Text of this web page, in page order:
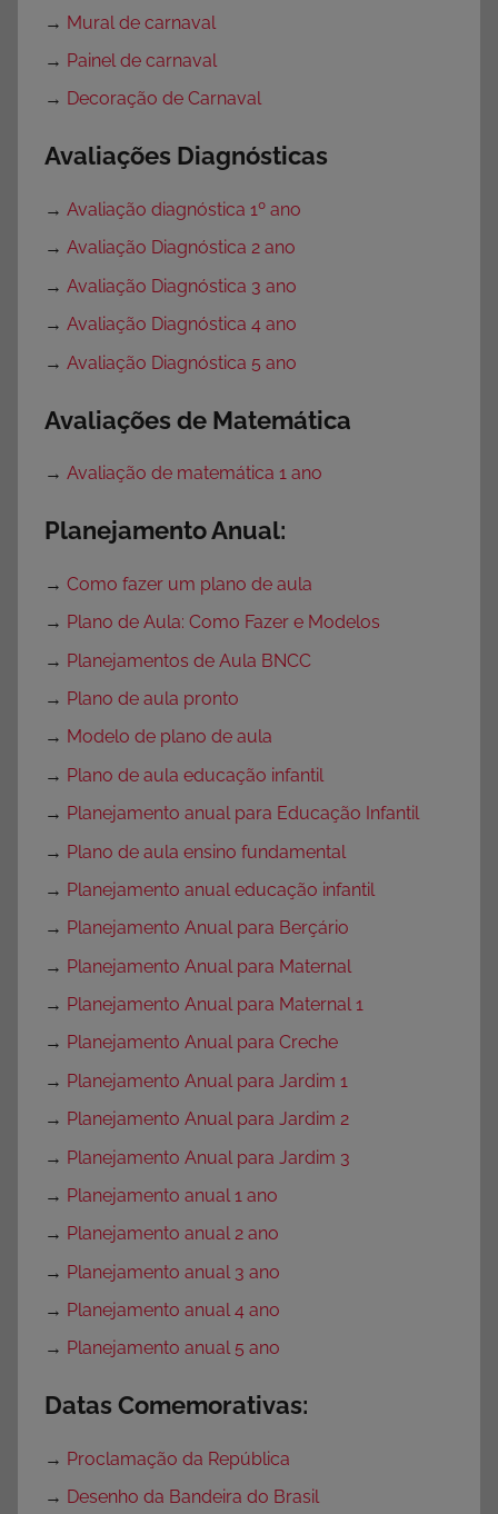
→ Mural de carnaval
→ Painel de carnaval
→ Decoração de Carnaval
Avaliações Diagnósticas
→ Avaliação diagnóstica 1º ano
→ Avaliação Diagnóstica 2 ano
→ Avaliação Diagnóstica 3 ano
→ Avaliação Diagnóstica 4 ano
→ Avaliação Diagnóstica 5 ano
Avaliações de Matemática
→ Avaliação de matemática 1 ano
Planejamento Anual:
→ Como fazer um plano de aula
→ Plano de Aula: Como Fazer e Modelos
→ Planejamentos de Aula BNCC
→ Plano de aula pronto
→ Modelo de plano de aula
→ Plano de aula educação infantil
→ Planejamento anual para Educação Infantil
→ Plano de aula ensino fundamental
→ Planejamento anual educação infantil
→ Planejamento Anual para Berçário
→ Planejamento Anual para Maternal
→ Planejamento Anual para Maternal 1
→ Planejamento Anual para Creche
→ Planejamento Anual para Jardim 1
→ Planejamento Anual para Jardim 2
→ Planejamento Anual para Jardim 3
→ Planejamento anual 1 ano
→ Planejamento anual 2 ano
→ Planejamento anual 3 ano
→ Planejamento anual 4 ano
→ Planejamento anual 5 ano
Datas Comemorativas:
→ Proclamação da República
→ Desenho da Bandeira do Brasil